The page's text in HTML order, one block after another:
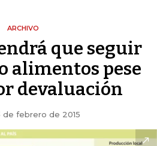
ARCHIVO
que seguir
alimentos pese
devaluación
de febrero de 2015